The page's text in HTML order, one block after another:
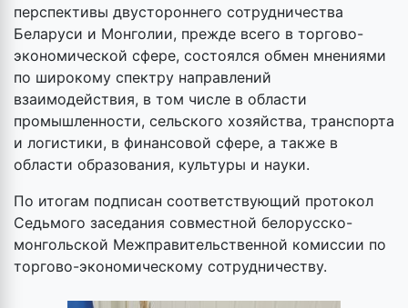
перспективы двустороннего сотрудничества
Беларуси и Монголии, прежде всего в торгово-
экономической сфере, состоялся обмен мнениями
по широкому спектру направлений
взаимодействия, в том числе в области
промышленности, сельского хозяйства, транспорта
и логистики, в финансовой сфере, а также в
области образования, культуры и науки.
По итогам подписан соответствующий протокол
Седьмого заседания совместной белорусско-
монгольской Межправительственной комиссии по
торгово-экономическому сотрудничеству.